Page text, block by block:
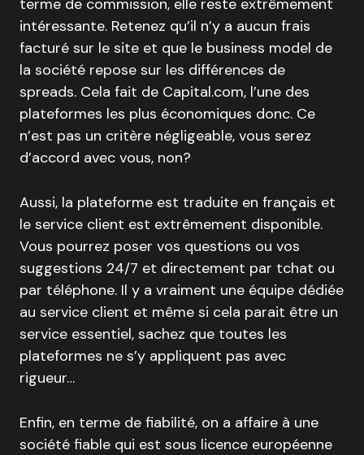
terme de commission, elle reste extrêmement
intéressante. Retenez qu’il n’y a aucun frais
facturé sur le site et que le business model de
la société repose sur les différences de
spreads. Cela fait de Capital.com, l’une des
plateformes les plus économiques donc. Ce
n’est pas un critère négligeable, vous serez
d’accord avec vous, non?
Aussi, la plateforme est traduite en français et
le service client est extrêmement disponible.
Vous pourrez poser vos questions ou vos
suggestions 24/7 et directement par tchat ou
par téléphone. Il y a vraiment une équipe dédiée
au service client et même si cela parait être un
service essentiel, sachez que toutes les
plateformes ne s’y appliquent pas avec
rigueur…
Enfin, en terme de fiabilité, on a affaire à une
société fiable qui est sous licence européenne